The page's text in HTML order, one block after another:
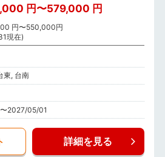
円〜579,000 円
円〜550,000円
現在)
東, 台南
2027/05/01
詳細を見る